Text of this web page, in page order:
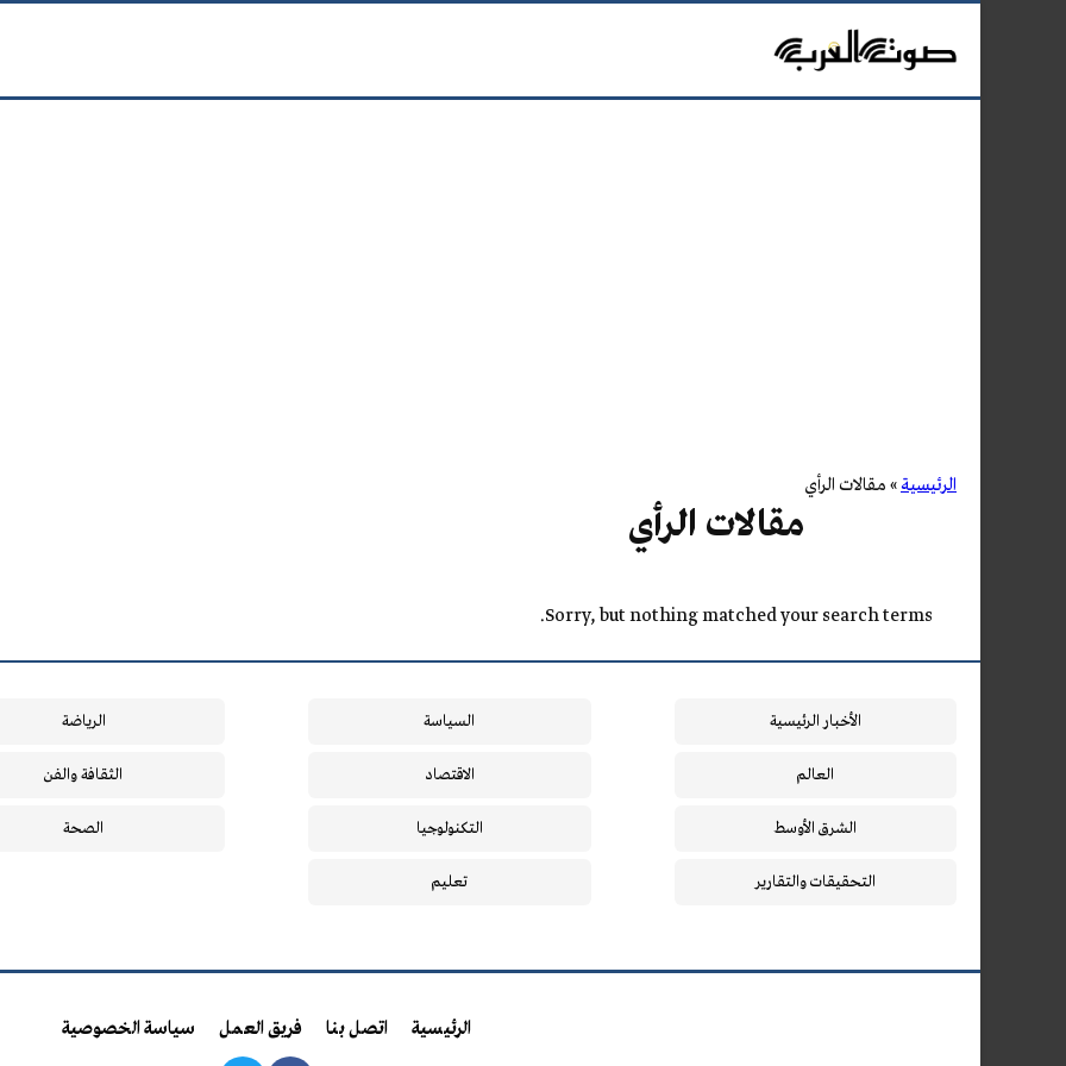
الرئيسية» مقالات الرأي
مقالات الرأي
Sorry, but nothing matched your search terms.
الأخبار الرئيسية
العالم
الشرق الأوسط
التحقيقات والتقارير
السياسة
الاقتصاد
التكنولوجيا
تعليم
الرياضة
الثقافة والفن
الصحة
الرئيسية اتصل بنا فريق العمل سياسة الخصوصية